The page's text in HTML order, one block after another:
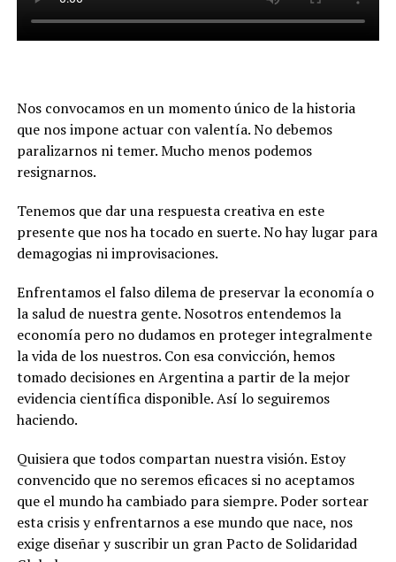
Nos convocamos en un momento único de la historia
que nos impone actuar con valentía. No debemos
paralizarnos ni temer. Mucho menos podemos
resignarnos.
Tenemos que dar una respuesta creativa en este
presente que nos ha tocado en suerte. No hay lugar para
demagogias ni improvisaciones.
Enfrentamos el falso dilema de preservar la economía o
la salud de nuestra gente. Nosotros entendemos la
economía pero no dudamos en proteger integralmente
la vida de los nuestros. Con esa convicción, hemos
tomado decisiones en Argentina a partir de la mejor
evidencia científica disponible. Así lo seguiremos
haciendo.
Quisiera que todos compartan nuestra visión. Estoy
convencido que no seremos eficaces si no aceptamos
que el mundo ha cambiado para siempre. Poder sortear
esta crisis y enfrentarnos a ese mundo que nace, nos
exige diseñar y suscribir un gran Pacto de Solidaridad